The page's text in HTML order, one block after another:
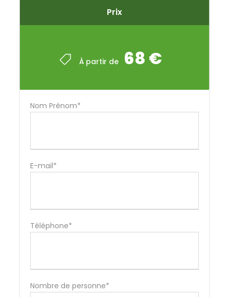
Prix
À partir de 68 €
Nom Prénom*
E-mail*
Téléphone*
Nombre de personne*